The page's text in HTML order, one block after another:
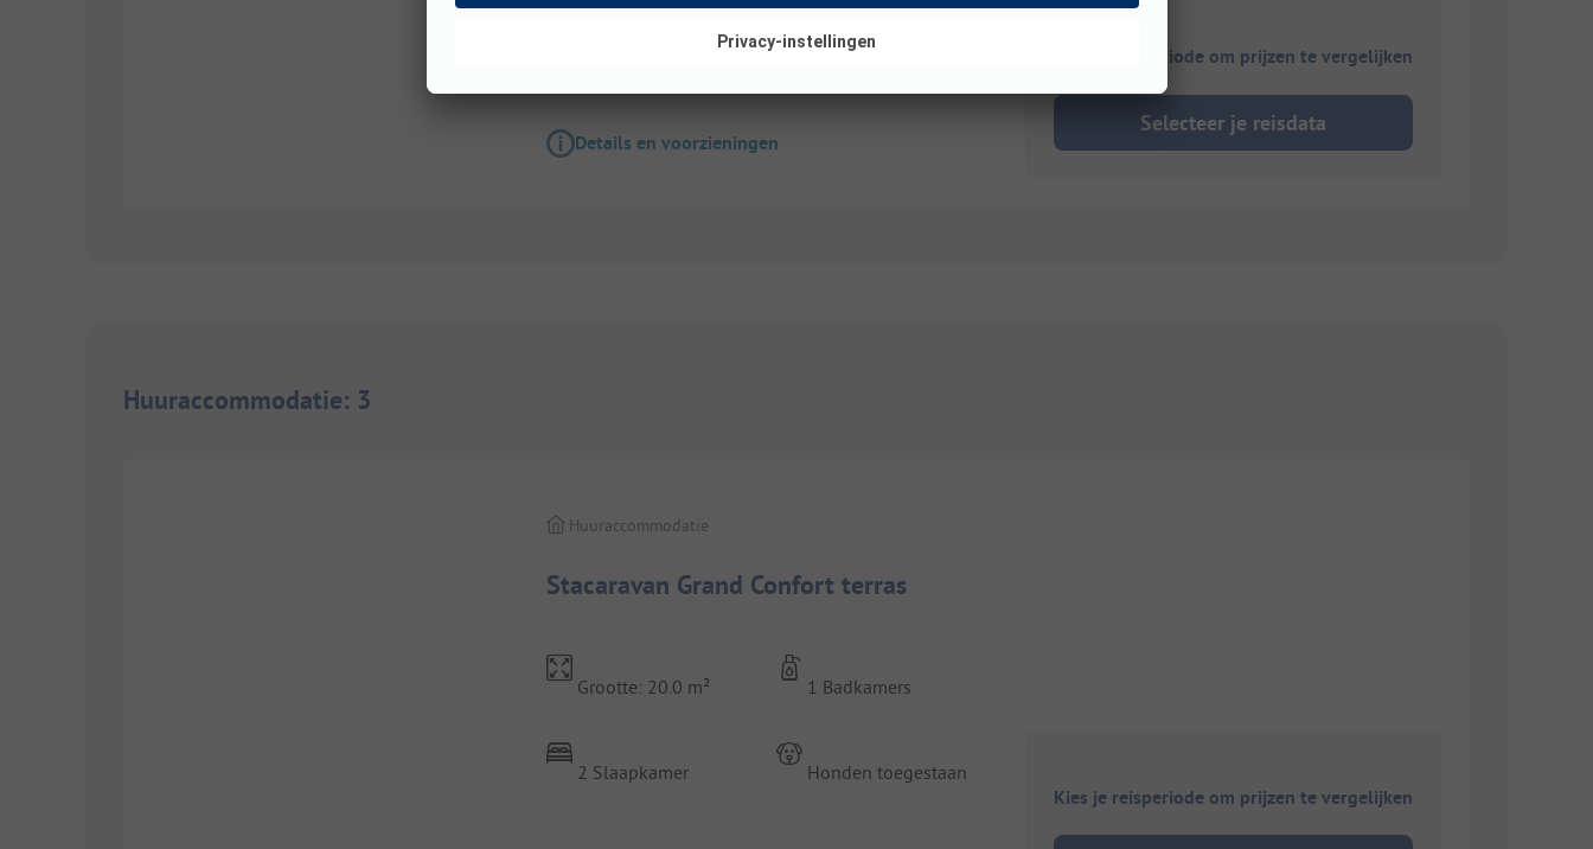
Details en voorzieningen
Kies je reisperiode om prijzen te vergelijken
Selecteer je reisdata
Huuraccommodatie: 3
Stacaravan Grand Confort terras
Huuraccommodatie
Grootte: 20.0 m²
2 Slaapkamer
1 Badkamers
Honden toegestaan
Kies je reisperiode om prijzen te vergelijken